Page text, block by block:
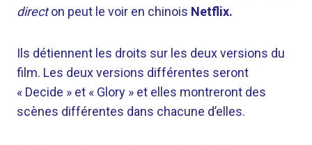
directon peut le voir en chinois Netflix.
Ils détiennent les droits sur les deux versions du
film. Les deux versions différentes seront
« Decide » et « Glory » et elles montreront des
scènes différentes dans chacune d’elles.